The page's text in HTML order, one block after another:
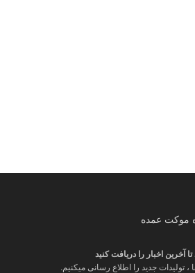
آخرین اخبار را دریافت کنید
، تولیدات جدید را اطلاع رسانی میکنیم.